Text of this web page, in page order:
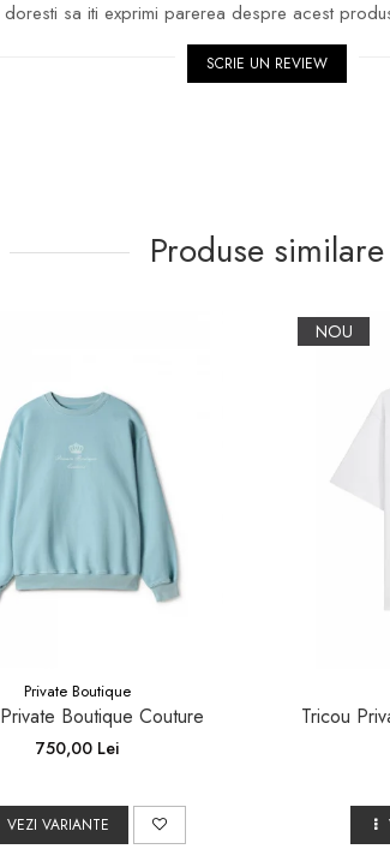
sa iti exprimi parerea despre acest
SCRIE UN REVIEW
Produse similare
Private Boutique
Boutique Couture
750,00 Lei
VEZI VARIANTE
NOU
Tricou